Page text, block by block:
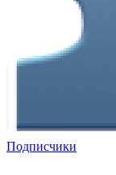
Подписчики